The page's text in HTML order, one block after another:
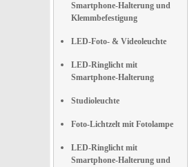
Smartphone-Halterung und
Klemmbefestigung
LED-Foto- & Videoleuchte
LED-Ringlicht mit
Smartphone-Halterung
Studioleuchte
Foto-Lichtzelt mit Fotolampe
LED-Ringlicht mit
Smartphone-Halterung und